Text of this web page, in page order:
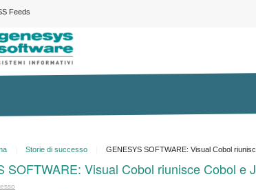
Feeds
Storie di successo GENESYS SOFTWARE: Visual Cobol
SOFTWARE: Visual Cobol riunisce Cobol e